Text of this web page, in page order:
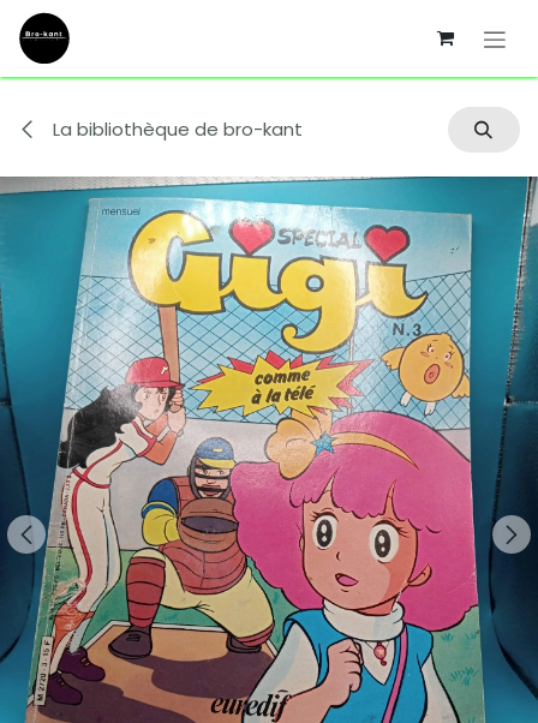
Se rendre au contenu
La bibliothèque de bro-kant